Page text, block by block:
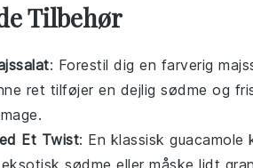
Tilbehør
: Forestil dig en farverig
ret tilføjer en dejlig sødme og
Et Twist: En klassisk guacamole